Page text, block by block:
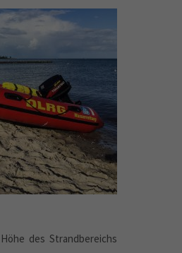
des Strandbereichs